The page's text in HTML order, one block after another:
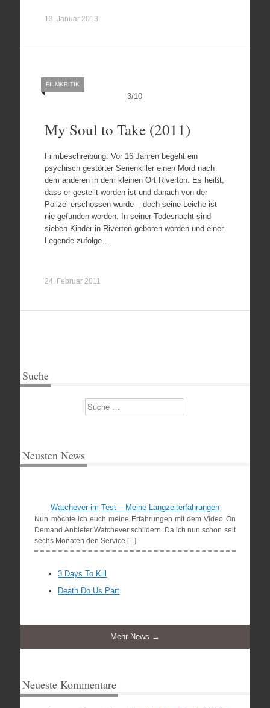
13. Januar 2013
3/10
FILMKRITIK
My Soul to Take (2011)
Filmbeschreibung: Vor 16 Jahren begeht ein
psychisch gestörter Serienkiller einen Mord nach
dem anderen in dem kleinen Ort Riverton. Es heißt,
dass er gestellt worden ist und danach von der
Polizei erschossen wurde – doch seine Leiche ist
nie gefunden worden. In seiner Todesnacht sind
sieben Kinder in Riverton geboren worden und einer
Legende zufolge…
24. Februar 2011
Suche
Suchen
Neusten News
Watchever im Test – Meine Langzeiterfahrungen
Nun möchte ich euch meine Erfahrungen mit dem Video On
Demand Anbieter Watchever schildern. Da ich nun schon seit
sechs Monaten den Service [...]
3 Days To Kill
Death Do Us Part
Mehr News →
Neueste Kommentare